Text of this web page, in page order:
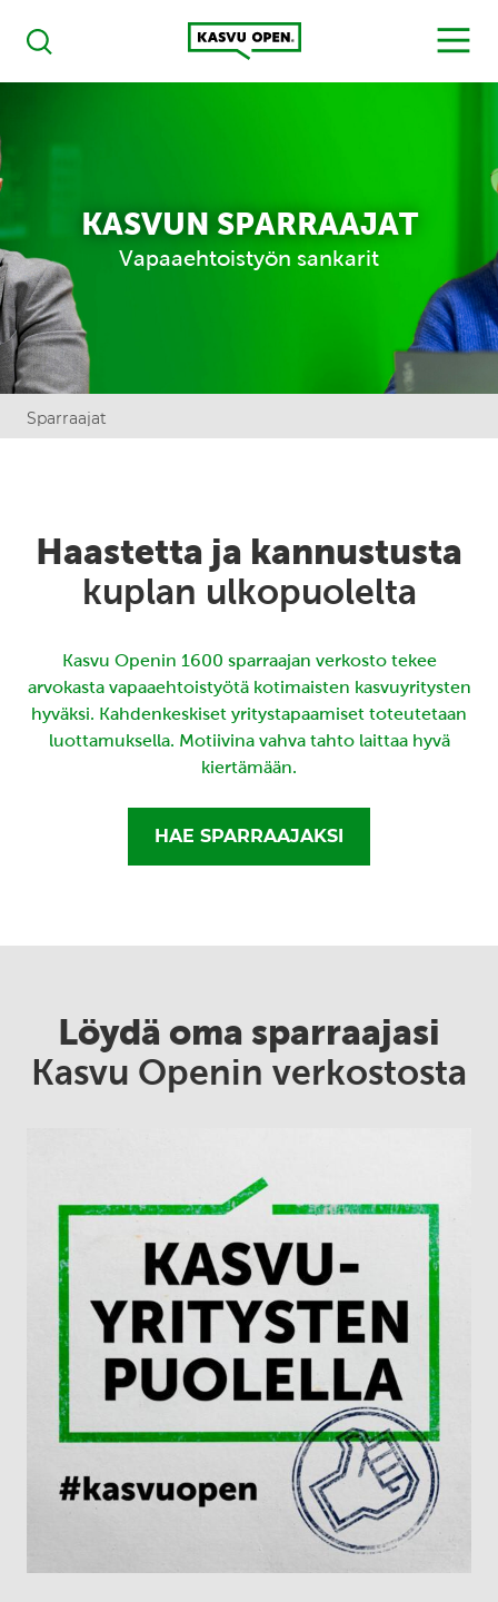
Haku
Kasvu Open
MENU
KASVUN SPARRAAJAT
Vapaaehtoistyön sankarit
Sparraajat
Haastetta ja kannustusta
kuplan ulkopuolelta
Kasvu Openin 1600 sparraajan verkosto tekee
arvokasta vapaaehtoistyötä kotimaisten kasvuyritysten
hyväksi. Kahdenkeskiset yritystapaamiset toteutetaan
luottamuksella. Motiivina vahva tahto laittaa hyvä
kiertämään.
HAE SPARRAAJAKSI
Löydä oma sparraajasi
Kasvu Openin verkostosta